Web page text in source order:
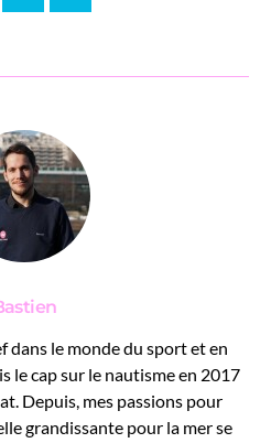
dans le monde du sport et en
le cap sur le nautisme en 2017
Depuis, mes passions pour
grandissante pour la mer se